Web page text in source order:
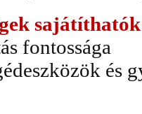
fontossága
és